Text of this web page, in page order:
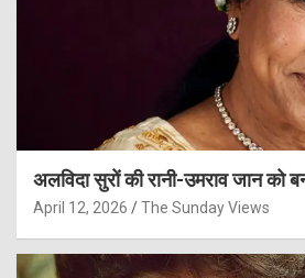
अलविदा सुरों की रानी-उमराव जान को
April 12, 2026 The Sunday Views